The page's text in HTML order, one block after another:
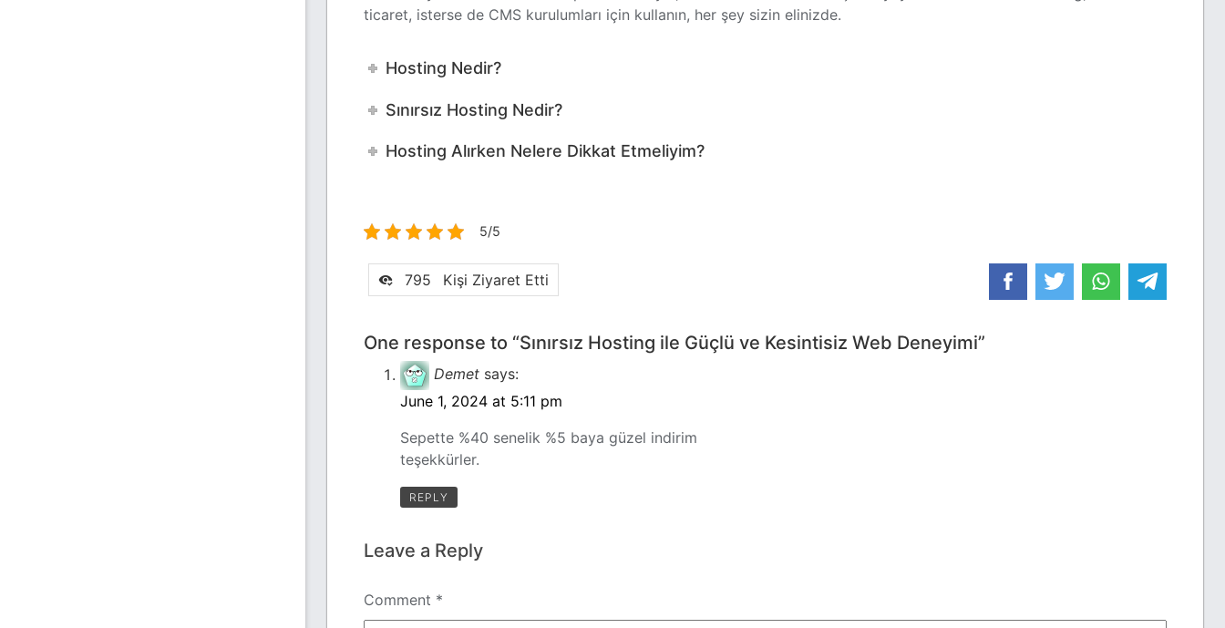
ticaret, isterse de CMS kurulumları için kullanın, her şey sizin elinizde.
Hosting Nedir?
Sınırsız Hosting Nedir?
Hosting Alırken Nelere Dikkat Etmeliyim?
5/5
795 Kişi Ziyaret Etti
One response to “Sınırsız Hosting ile Güçlü ve Kesintisiz Web Deneyimi”
Demet says:
June 1, 2024 at 5:11 pm
Sepette %40 senelik %5 baya güzel indirim
teşekkürler.
REPLY
Leave a Reply
Comment *